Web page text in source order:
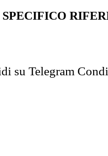
su Telegram